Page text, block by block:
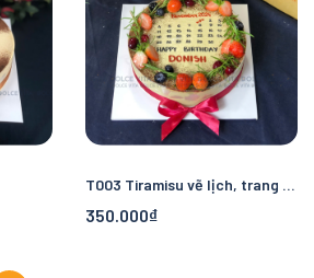
T003 Tiramisu vẽ lịch, trang trí hương thảo
350.000₫